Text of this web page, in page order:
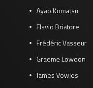
Ayao Komatsu
Flavio Briatore
Frédéric Vasseur
Graeme Lowdon
James Vowles